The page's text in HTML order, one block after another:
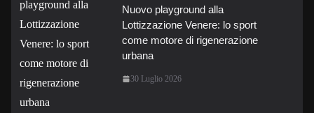
Nuovo playground alla
Lottizzazione Venere: lo sport
come motore di rigenerazione
urbana
30 Luglio 2026